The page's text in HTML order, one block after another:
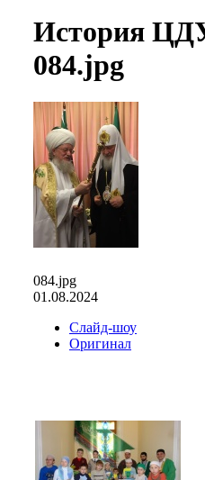
История
084.jpg
084.jpg
01.08.2024
Слайд-шоу
Оригинал